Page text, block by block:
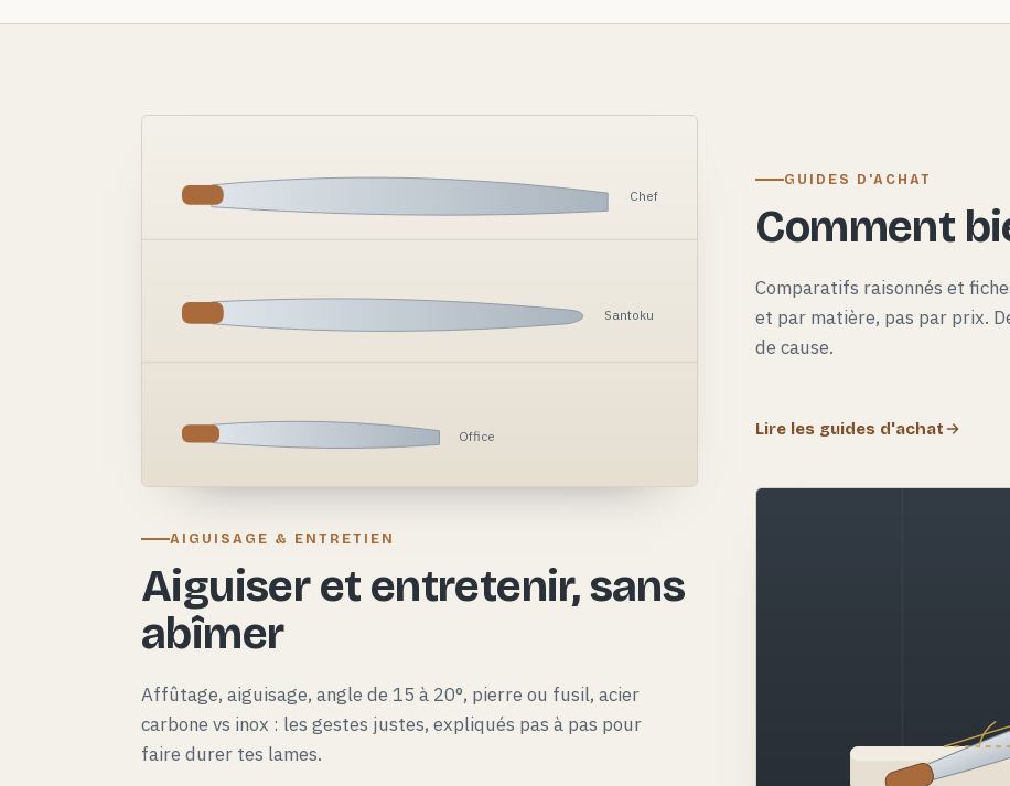
Chef
Santoku
Office
GUIDES D'ACHAT
Comment
Comparatifs raisonnés et
et par matière, pas par prix.
de cause.
Lire les guides d'achat
AIGUISAGE & ENTRETIEN
Aiguiser et entretenir, sans
abîmer
Affûtage, aiguisage, angle de 15 à 20°, pierre ou fusil, acier
carbone vs inox : les gestes justes, expliqués pas à pas pour
faire durer tes lames.